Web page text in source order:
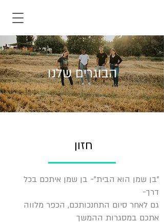
הבוגרים שלנו
חזון
"בן שמן הוא הבית"- בן שמן איתכם בכל
דרך-
גם לאחר סיום התחנכותכם, הכפר מלווה
אתכם במסגרות ההמשך